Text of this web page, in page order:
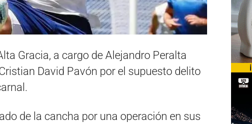
Gracia, a cargo de Alejandro Peralta
David Pavón por el supuesto delito
de la cancha por una operación en sus